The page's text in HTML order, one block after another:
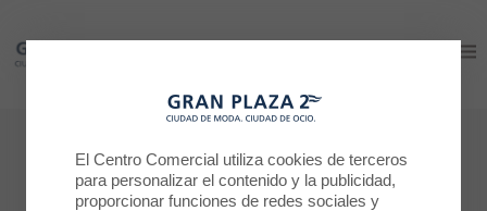
Gran Plaza 2
Déjanos tu opinión
BOXEUR DES RUES
Gran Plaza 2
El Centro Comercial utiliza cookies de terceros
para personalizar el contenido y la publicidad,
proporcionar funciones de redes sociales y